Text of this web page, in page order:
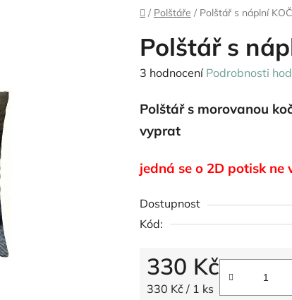
Domů
/ Polštáře / Polštář s náplní
Polštář s
Průměrné
produktu
je
z
hvězdiček.
3 hodnocení Podrobnosti
Polštář s morovanou
vyprat
jedná se o 2D potisk ne
Dostupnost
Kód:
330 Kč
Měrná cena:
330 Kč / 1 ks